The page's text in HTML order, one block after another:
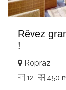
Rêvez
!
Ropraz
12 450